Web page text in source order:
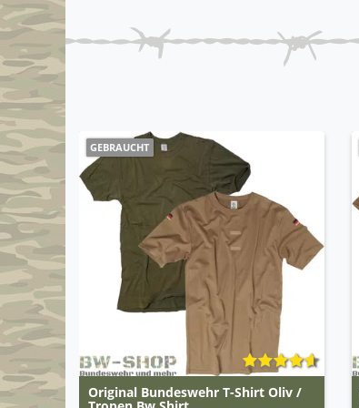
GEBRAUCHT
Original Bundeswehr T-Shirt Oliv /